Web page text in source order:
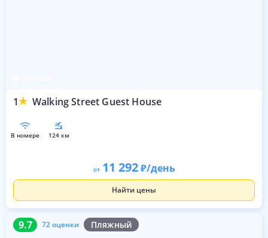
1 Walking Street Guest House
в номере 124 км
от 11 292 /день
Найти цены
9.7 72 оценки Пляжный
9.7 72 оценки